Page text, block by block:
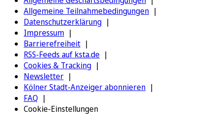
Allgemeine Teilnahmebedingungen
Datenschutzerklärung
Impressum
Barrierefreiheit
RSS-Feeds auf ksta.de
Cookies & Tracking
Newsletter
Kölner Stadt-Anzeiger abonnieren
FAQ
Cookie-Einstellungen